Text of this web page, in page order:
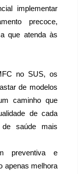
implementar
precoce,
que atenda às
no SUS, os
de modelos
caminho que
de cada
de saúde mais
preventiva e
apenas melhora